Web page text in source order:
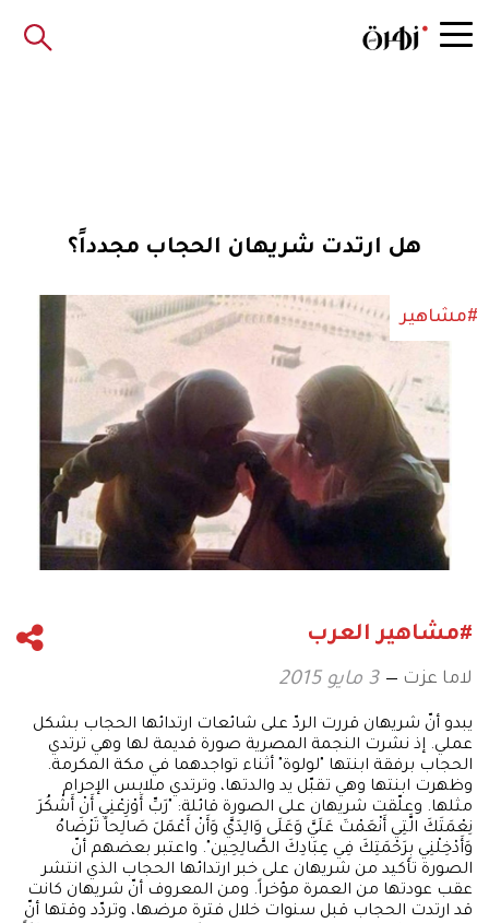
هل ارتدت شريهان الحجاب مجدداً؟
#مشاهير
#مشاهير العرب
لاما عزت 3 مايو 2015
يبدو أنّ شريهان قررت الردّ على شائعات ارتدائها الحجاب بشكل
عملي. إذ نشرت النجمة المصرية صورة قديمة لها وهي ترتدي
الحجاب برفقة ابنتها "لولوة" أثناء تواجدهما في مكة المكرمة.
وظهرت ابنتها وهي تقبّل يد والدتها، وترتدي ملابس الإحرام
مثلها. وعلّقت شريهان على الصورة قائلة: "رَبِّ أَوْزِعْنِي أَنْ أَشْكُرَ
نِعْمَتَكَ الَّتِي أَنْعَمْتَ عَلَيَّ وَعَلَى وَالِدَيَّ وَأَنْ أَعْمَلَ صَالِحاً تَرْضَاهُ
وَأَدْخِلْنِي بِرَحْمَتِكَ فِي عِبَادِكَ الصَّالِحِين". واعتبر بعضهم أنّ
الصورة تأكيد من شريهان على خبر ارتدائها الحجاب الذي انتشر
عقب عودتها من العمرة مؤخراً. ومن المعروف أنّ شريهان كانت
قد ارتدت الحجاب قبل سنوات خلال فترة مرضها، وتردّد وقتها أنّ